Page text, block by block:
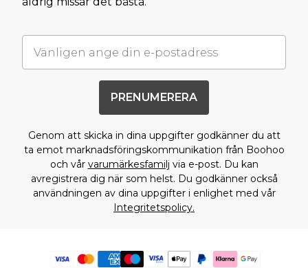
PRENUMERERA
Genom att skicka in dina uppgifter godkänner du att
ta emot marknadsföringskommunikation från Boohoo
och vår varumärkesfamilj via e-post. Du kan
avregistrera dig när som helst. Du godkänner också
användningen av dina uppgifter i enlighet med vår
Integritetspolicy.